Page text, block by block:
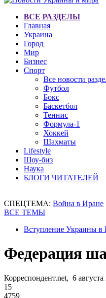
ВСЕ РАЗДЕЛЫ
Главная
Украина
Город
Мир
Бизнес
Спорт
Все новости
Футбол
Бокс
Баскетбол
Теннис
Формула-1
Хоккей
Шахматы
Lifestyle
Шоу-биз
Наука
БЛОГИ ЧИТАТЕЛЕЙ
СПЕЦТЕМА: Война в Иране
ВСЕ ТЕМЫ
Вступление Украины в
Федерация
Корреспондент.net, 6 августа
15
4759